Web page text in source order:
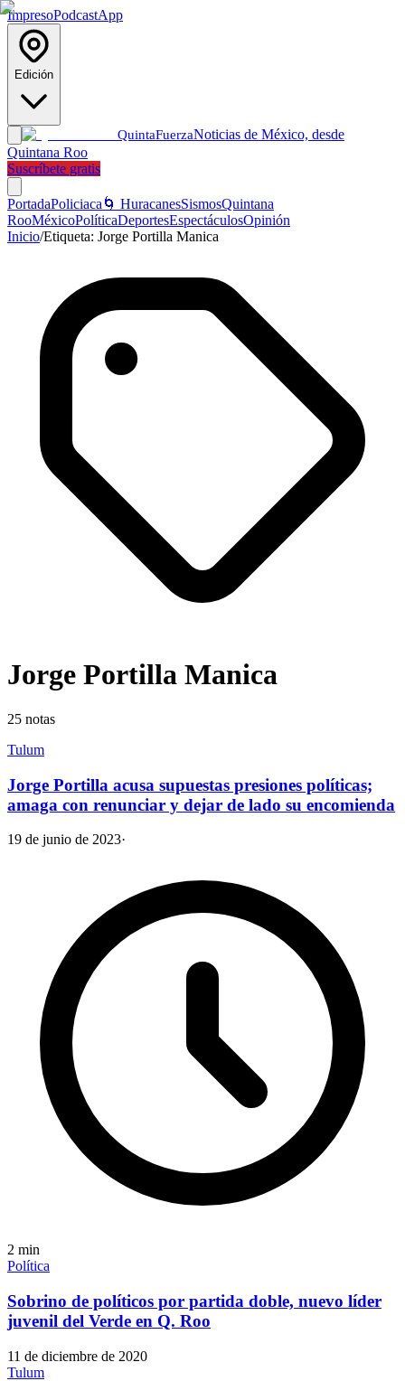
ImpresoPodcastApp
Edición
QuintaFuerzaNoticias de México, desde
Quintana Roo
Suscríbete gratis
PortadaPoliciaca 🌀 HuracanesSismosQuintana
RooMéxicoPolíticaDeportesEspectáculosOpinión
Inicio/Etiqueta: Jorge Portilla Manica
Jorge Portilla Manica
25 notas
Tulum
Jorge Portilla acusa supuestas presiones políticas;
amaga con renunciar y dejar de lado su encomienda
19 de junio de 2023·
2 min
Política
Sobrino de políticos por partida doble, nuevo líder
juvenil del Verde en Q. Roo
11 de diciembre de 2020
Tulum